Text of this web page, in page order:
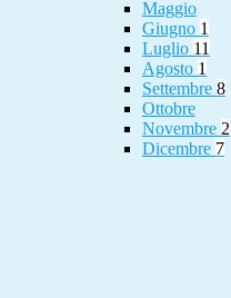
Maggio
Giugno 1
Luglio 11
Agosto 1
Settembre 8
Ottobre
Novembre 2
Dicembre 7